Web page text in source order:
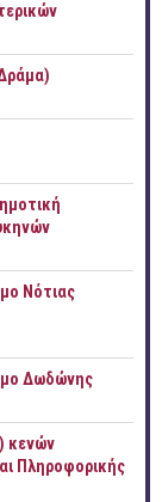
Νότιας
Δωδώνης
κενών
Πληροφορικής